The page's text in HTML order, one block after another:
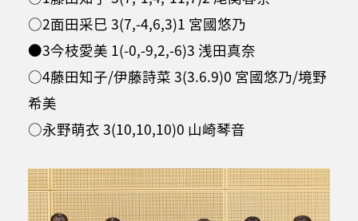
○2面田采巳 3(7,-4,6,3)1 宮國悠乃
●3今枝愛美 1(-0,-9,2,-6)3 浅田真奈
○4藤田知子/伊藤詩菜 3(3.6.9)0 宮國悠乃/境野
希美
○永野萌衣 3(10,10,10)0 山崎琴音